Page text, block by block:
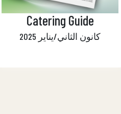
Catering Guide
كانون الثاني/يناير 2025